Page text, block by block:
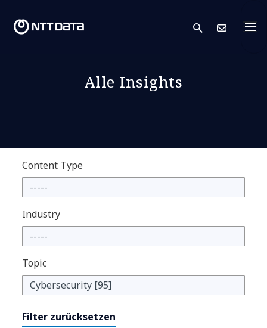
search
Alle Insights
Content Type
Industry
Topic
Filter zurücksetzen